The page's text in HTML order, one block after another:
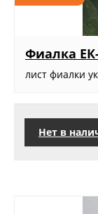
Фиалка
лист фиалки
Нет в